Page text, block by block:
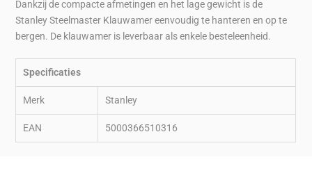
Dankzij de compacte afmetingen en het lage gewicht is de
Stanley Steelmaster Klauwamer eenvoudig te hanteren en op te
bergen. De klauwamer is leverbaar als enkele besteleenheid.
Specificaties
Merk Stanley
EAN 5000366510316